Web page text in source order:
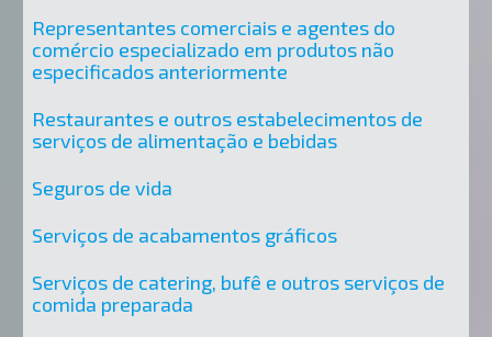
Representantes comerciais e agentes do
comércio especializado em produtos não
especificados anteriormente
Restaurantes e outros estabelecimentos de
serviços de alimentação e bebidas
Seguros de vida
Serviços de acabamentos gráficos
Serviços de catering, bufê e outros serviços de
comida preparada